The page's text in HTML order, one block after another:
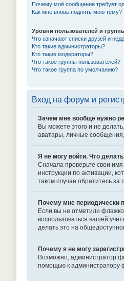
Почему моё сообщение требует
Как мне вновь поднять мою тему?
Уровни пользователей и
Что означают списки друзей и
Кто такие администраторы?
Кто такие модераторы?
Что такое группы пользователей?
Что такое группа по умолчанию?
Вход на форум и
Зачем мне вообще нужно
Вы можете этого и не
аватары, личные сообщения,
Я не могу войти. Что
Сначала проверьте свои
инструкции по активации,
таком случае обратитесь
Почему мне периодически
Если вы не отметили
воспользоваться вашей
делать это на
Почему я не могу
Возможно, администратор
помощью к администратору